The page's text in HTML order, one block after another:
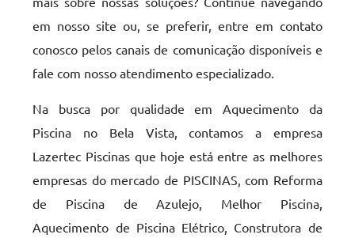
em nosso site ou, se preferir, entre em contato
conosco pelos canais de comunicação disponíveis e
fale com nosso atendimento especializado.
Na busca por qualidade em Aquecimento da
Piscina no Bela Vista, contamos a empresa
Lazertec Piscinas que hoje está entre as melhores
empresas do mercado de PISCINAS, com Reforma
de Piscina de Azulejo, Melhor Piscina,
Aquecimento de Piscina Elétrico, Construtora de